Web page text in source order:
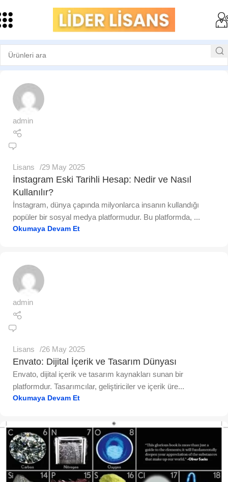
admin
Lisans 29 May 2025
İnstagram Eski Tarihli Hesap: Nedir ve Nasıl
Kullanılır?
İnstagram, dünya çapında milyonlarca insanın kullandığı
popüler bir sosyal medya platformudur. Bu platformda, ...
Okumaya Devam Et
admin
Lisans 26 May 2025
Envato: Dijital İçerik ve Tasarım Dünyası
Envato, dijital içerik ve tasarım kaynakları sunan bir
platformdur. Tasarımcılar, geliştiriciler ve içerik üre...
Okumaya Devam Et